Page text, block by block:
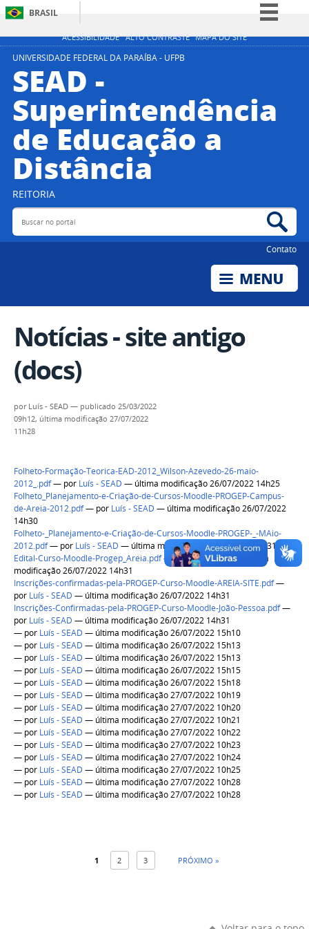
ACESSIBILIDADE ALTO CONTRASTE MAPA DO SITE
BRASIL
Simplifique!
Acesso à informação
Legislação
Canais
UNIVERSIDADE FEDERAL DA PARAÍBA - UFPB
SEAD -
Superintendência
de Educação a
Distância
REITORIA
Buscar no portal
Contato
Notícias - site antigo
(docs)
por Luís - SEAD — publicado 25/03/2022
09h12, última modificação 27/07/2022
11h28
Folheto-Formação-Teorica-EAD-2012_Wilson-Azevedo-26-maio-
2012_.pdf— por Luís - SEAD — última modificação 26/07/2022 14h25
Folheto_Planejamento-e-Criação-de-Cursos-Moodle-PROGEP-Campus-
de-Areia-2012.pdf— por Luís - SEAD — última modificação 26/07/2022
14h30
Folheto-_Planejamento-e-Criação-de-Cursos-Moodle-PROGEP-_-MAio-
2012.pdf— por Luís - SEAD — última modificação 26/07/2022 14h31
Edital-Curso-Moodle-Progep_Areia.pdf—porLuís - SEAD— última
modificação 26/07/2022 14h31
Inscrições-confirmadas-pela-PROGEP-Curso-Moodle-AREIA-SITE.pdf—
por Luís - SEAD — última modificação 26/07/2022 14h31
Inscrições-Confirmadas-pela-PROGEP-Curso-Moodle-João-Pessoa.pdf—
por Luís - SEAD — última modificação 26/07/2022 14h31
— por Luís - SEAD — última modificação 26/07/2022 15h10
— por Luís - SEAD — última modificação 26/07/2022 15h13
— por Luís - SEAD — última modificação 26/07/2022 15h13
— por Luís - SEAD — última modificação 26/07/2022 15h15
— por Luís - SEAD — última modificação 26/07/2022 15h18
— por Luís - SEAD — última modificação 27/07/2022 10h19
— por Luís - SEAD — última modificação 27/07/2022 10h20
— por Luís - SEAD — última modificação 27/07/2022 10h21
— por Luís - SEAD — última modificação 27/07/2022 10h22
— por Luís - SEAD — última modificação 27/07/2022 10h23
— por Luís - SEAD — última modificação 27/07/2022 10h24
— por Luís - SEAD — última modificação 27/07/2022 10h25
— por Luís - SEAD — última modificação 27/07/2022 10h28
— por Luís - SEAD — última modificação 27/07/2022 10h28
1 2 3 PRÓXIMO »